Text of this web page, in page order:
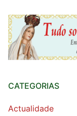
CATEGORIAS
Actualidade